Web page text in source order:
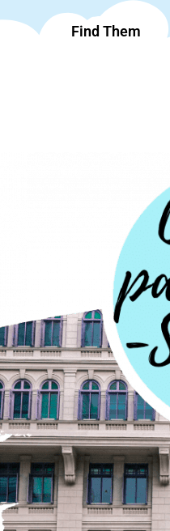
Find Them